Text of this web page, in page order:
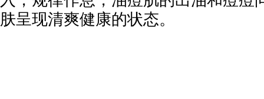
肤呈现清爽健康的状态。